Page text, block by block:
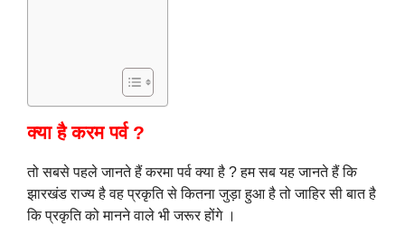
क्या है करम पर्व ?
तो सबसे पहले जानते हैं करमा पर्व क्या है ? हम सब यह जानते हैं कि
झारखंड राज्य है वह प्रकृति से कितना जुड़ा हुआ है तो जाहिर सी बात है
कि प्रकृति को मानने वाले भी जरूर होंगे ।